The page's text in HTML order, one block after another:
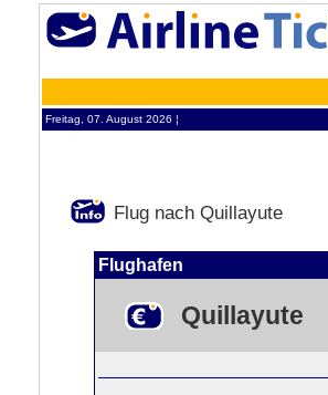
Freitag, 07. August 2026 ¦
Flug nach Quillayute
Flughafen
Quillayute